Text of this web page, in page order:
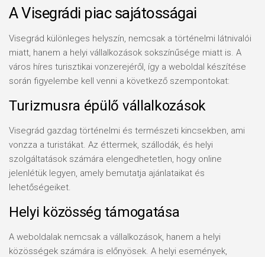
A Visegrádi piac sajátosságai
Visegrád különleges helyszín, nemcsak a történelmi látnivalói
miatt, hanem a helyi vállalkozások sokszínűsége miatt is. A
város híres turisztikai vonzerejéről, így a weboldal készítése
során figyelembe kell venni a következő szempontokat:
Turizmusra épülő vállalkozások
Visegrád gazdag történelmi és természeti kincsekben, ami
vonzza a turistákat. Az éttermek, szállodák, és helyi
szolgáltatások számára elengedhetetlen, hogy online
jelenlétük legyen, amely bemutatja ajánlataikat és
lehetőségeiket.
Helyi közösség támogatása
A weboldalak nemcsak a vállalkozások, hanem a helyi
közösségek számára is előnyösek. A helyi események,